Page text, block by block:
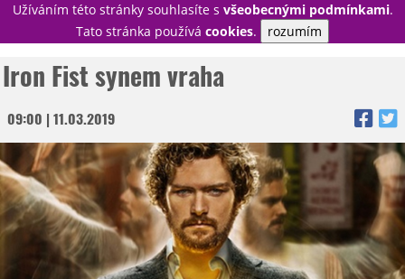
Užíváním této stránky souhlasíte s všeobecnými podmínkami.
Tato stránka používá cookies. rozumím
PŘIHLÁSIT
NOVINKY
TÉMATA
RECENZE
EPIZODY
KULT
TRAILERY
GALERIE
Iron Fist synem vraha
09:00 | 11.03.2019